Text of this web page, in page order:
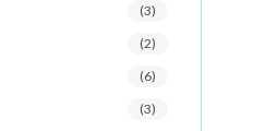
(3)
(2)
(6)
(3)